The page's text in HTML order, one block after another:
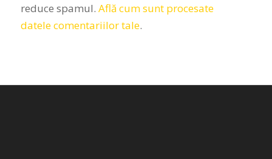
reduce spamul. Află cum sunt procesate
datele comentariilor tale.